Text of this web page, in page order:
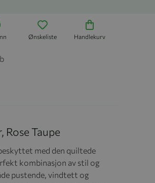
Ønskeliste Handlekurv
Rose Taupe
med den quiltede
kombinasjon av stil og
pustende, vindtett og